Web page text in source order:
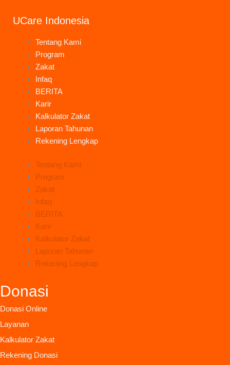
UCare Indonesia
Tentang Kami
Program
Zakat
Infaq
BERITA
Karir
Kalkulator Zakat
Laporan Tahunan
Rekening Lengkap
Tentang Kami
Program
Zakat
Infaq
BERITA
Karir
Kalkulator Zakat
Laporan Tahunan
Rekening Lengkap
Donasi
Donasi Online
Layanan
Kalkulator Zakat
Rekening Donasi